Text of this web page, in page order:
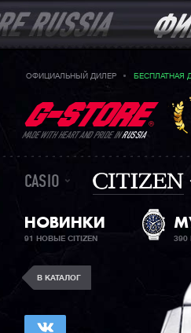
ОФИЦИАЛЬНЫЙ ДИЛЕР БЕСПЛАТНАЯ
MADE WITH HEART AND PRIDE INRUSSIA
CASIO
НОВИНКИ
91 НОВЫЕ CITIZEN
В КАТАЛОГ